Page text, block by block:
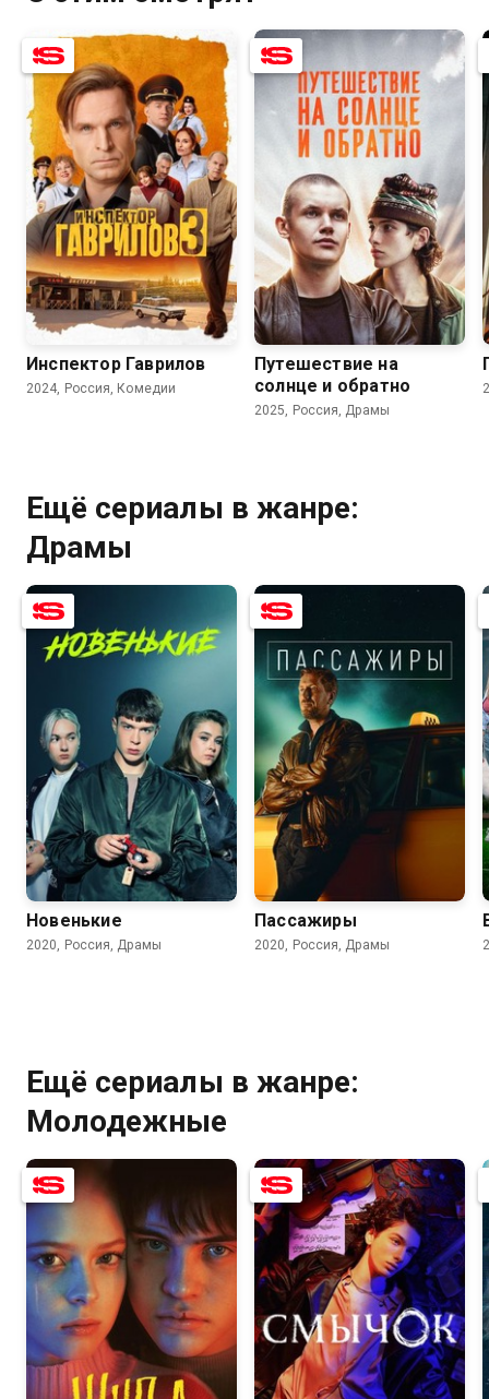
8.2 7.5
Инспектор Гаврилов
2024, Россия, Комедии
7.2 6.7
Путешествие на
солнце и обратно
2025, Россия, Драмы
Ещё сериалы в жанре:
Драмы
7.2 5.1
Новенькие
2020, Россия, Драмы
7.9 6.7
Пассажиры
2020, Россия, Драмы
Ещё сериалы в жанре:
Молодежные